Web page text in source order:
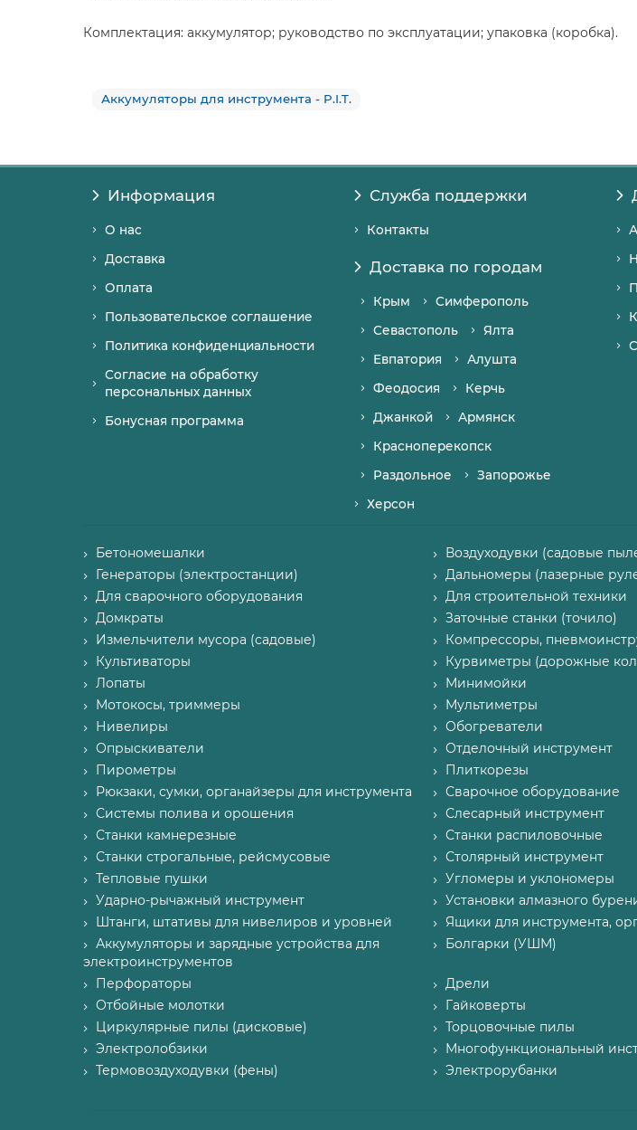
Комплектация: аккумулятор; руководство по эксплуатации; упаковка (коробка).
Аккумуляторы для инструмента - P.I.T.
Информация
О нас
Доставка
Оплата
Пользовательское соглашение
Политика конфиденциальности
Согласие на обработку
персональных данных
Бонусная программа
Служба поддержки
Контакты
Доставка по городам
Крым
Симферополь
Севастополь
Ялта
Евпатория
Алушта
Феодосия
Керчь
Джанкой
Армянск
Красноперекопск
Раздольное
Запорожье
Херсон
Бетономешалки Воздуходувки (садовые
Генераторы (электростанции)
Дальномеры (лазерные
Для сварочного оборудования
Для строительной техники
Домкраты
Заточные станки (точило)
Измельчители мусора (садовые)
Компрессоры,
Культиваторы
Курвиметры (дорожные
Лопаты
Минимойки
Мотокосы, триммеры
Мультиметры
Нивелиры
Обогреватели
Опрыскиватели
Отделочный инструмент
Пирометры
Плиткорезы
Рюкзаки, сумки, органайзеры для инструмента
Сварочное оборудование
Системы полива и орошения
Слесарный инструмент
Станки камнерезные
Станки распиловочные
Станки строгальные, рейсмусовые
Столярный инструмент
Тепловые пушки
Угломеры и уклономеры
Ударно-рычажный инструмент
Установки алмазного
Штанги, штативы для нивелиров и уровней
Ящики для инструмента,
Аккумуляторы и зарядные устройства для
электроинструментов
Болгарки (УШМ)
Перфораторы Дрели
Отбойные молотки
Гайковерты
Циркулярные пилы (дисковые)
Торцовочные пилы
Электролобзики
Многофункциональный
Термовоздуходувки (фены)
Электрорубанки